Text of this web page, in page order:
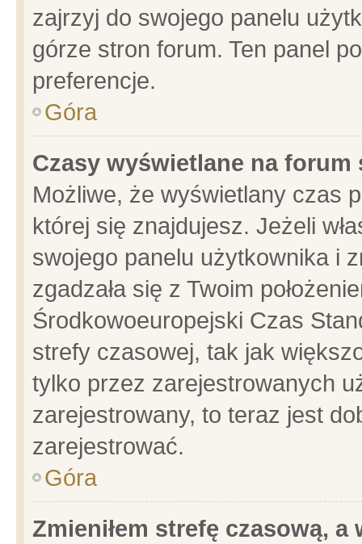
zajrzyj do swojego panelu
górze stron forum. Ten panel
preferencje.
Góra
Czasy wyświetlane na forum
Możliwe, że wyświetlany czas
której się znajdujesz. Jeżeli
swojego panelu użytkownika i
zgadzała się z Twoim
Środkowoeuropejski Czas
strefy czasowej, tak jak
tylko przez zarejestrowanych
zarejestrowany, to teraz jest
zarejestrować.
Góra
Zmieniłem strefę czasową,